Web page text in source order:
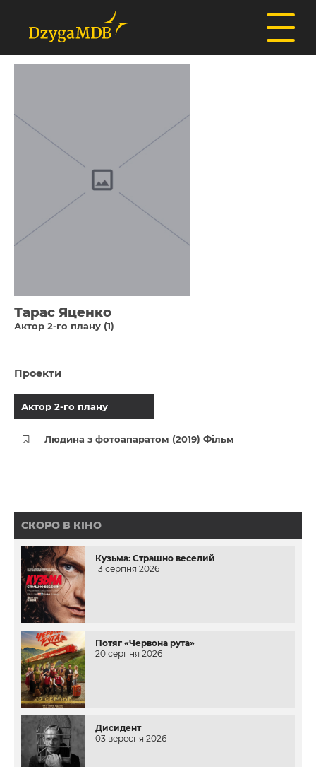
Тарас Яценко
Актор 2-го плану (1)
Проекти
Актор 2-го плану
Людина з фотоапаратом (2019) Фільм
СКОРО В КІНО
Кузьма: Страшно веселий
13 серпня 2026
Потяг «Червона рута»
20 серпня 2026
Дисидент
03 вересня 2026